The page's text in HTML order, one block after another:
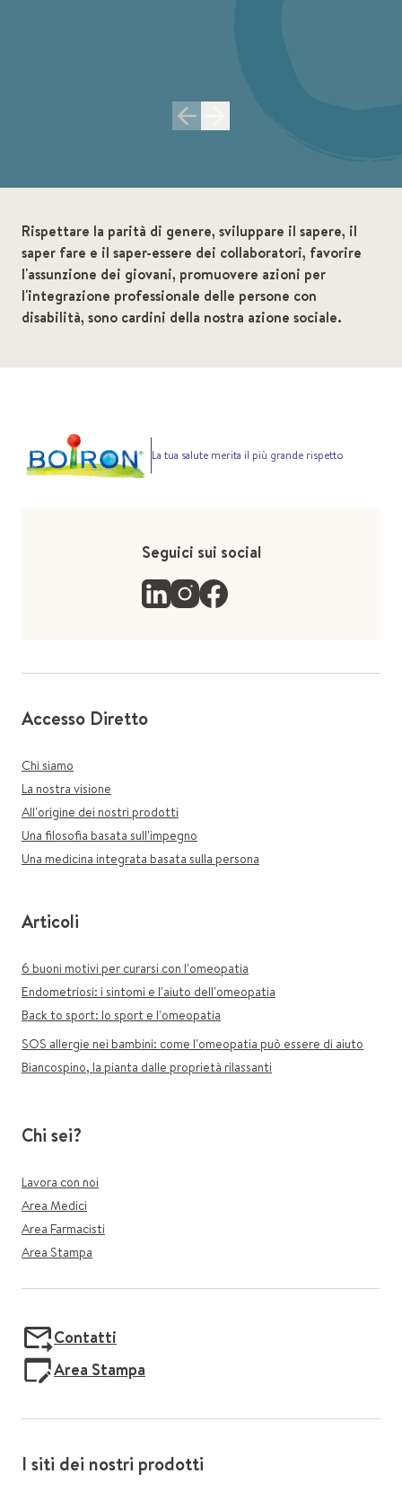
Rispettare la parità di genere, sviluppare il sapere, il
saper fare e il saper-essere dei collaboratori, favorire
l'assunzione dei giovani, promuovere azioni per
l'integrazione professionale delle persone con
disabilità, sono cardini della nostra azione sociale.
La tua salute merita il più grande rispetto
Seguici sui social
Accesso Diretto
Chi siamo
La nostra visione
All'origine dei nostri prodotti
Una filosofia basata sull'impegno
Una medicina integrata basata sulla persona
Articoli
6 buoni motivi per curarsi con l'omeopatia
Endometriosi: i sintomi e l'aiuto dell'omeopatia
Back to sport: lo sport e l'omeopatia
SOS allergie nei bambini: come l'omeopatia può essere di aiuto
Biancospino, la pianta dalle proprietà rilassanti
Chi sei?
Lavora con noi
Area Medici
Area Farmacisti
Area Stampa
Contatti
Area Stampa
I siti dei nostri prodotti